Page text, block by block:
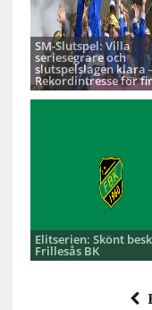
SM-Slutspel: Villa
seriesegrare och
slutspelslagen klara -
Rekordintresse för
Elitserien: Skönt
Frillesås BK